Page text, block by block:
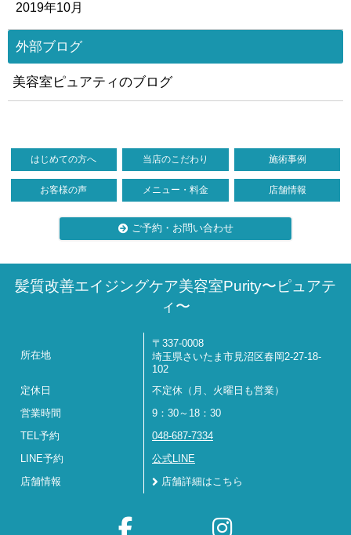
2019年10月
外部ブログ
美容室ピュアティのブログ
はじめての方へ 当店のこだわり 施術事例
お客様の声 メニュー・料金 店舗情報
ご予約・お問い合わせ
髪質改善エイジングケア美容室Purity〜ピュアテ
ィ〜
所在地
〒337-0008
埼玉県さいたま市見沼区春岡2-27-18-
102
定休日
不定休（月、火曜日も営業）
営業時間 9：30～18：30
TEL予約 048-687-7334
LINE予約 公式LINE
店舗情報 店舗詳細はこちら